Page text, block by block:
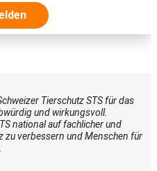
Tierschutz STS für das
und wirkungsvoll.
national auf fachlicher und
zu verbessern und Menschen für